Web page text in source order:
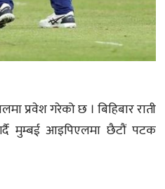
प्रवेश गरेको छ । बिहिबार राती
मुम्बई आइपिएलमा छैटौं पटक